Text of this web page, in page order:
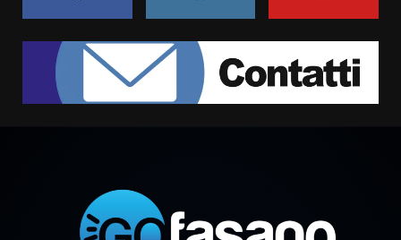
1
Rivoluzione”: nuovo
appuntamento con “Fasano in
Banda”
campionato di calcio”
7 Agosto 2026 06:00